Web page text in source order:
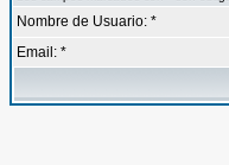
Nombre de Usuario: *
Email: *